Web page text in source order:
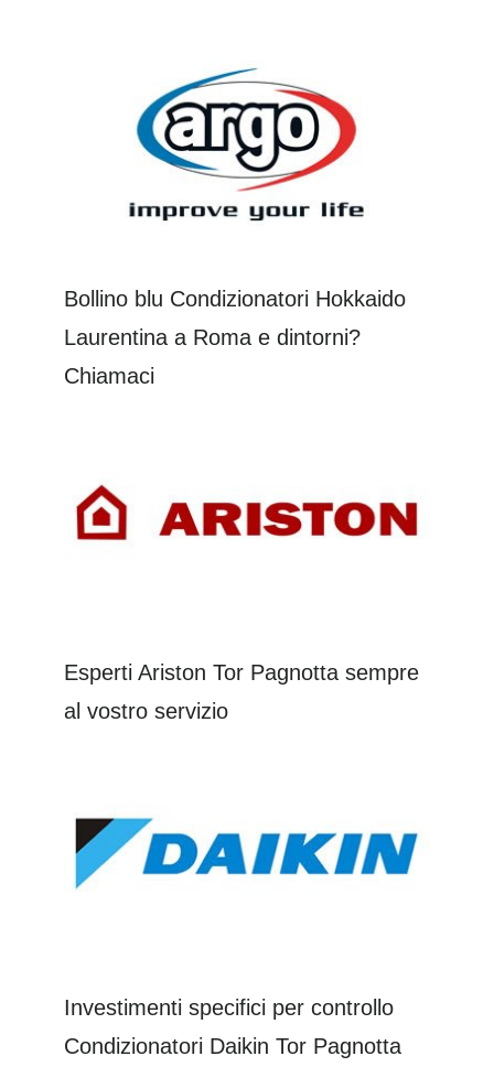
Bollino blu Condizionatori Hokkaido
Laurentina a Roma e dintorni?
Chiamaci
Esperti Ariston Tor Pagnotta sempre
al vostro servizio
Investimenti specifici per controllo
Condizionatori Daikin Tor Pagnotta